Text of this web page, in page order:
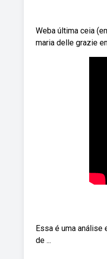
Weba última ceia
maria delle grazie
Essa é uma
de ...